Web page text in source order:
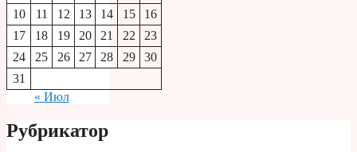
10
11 12 13 14 15
16
17
18 19 20 21 22
23
24
25 26 27 28 29
30
31
« Июл
Рубрикатор